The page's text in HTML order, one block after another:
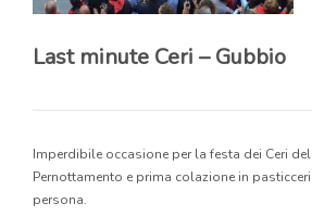
Last minute Ceri – Gubbio
Imperdibile occasione per la festa dei Ceri
Pernottamento e prima colazione in
persona.